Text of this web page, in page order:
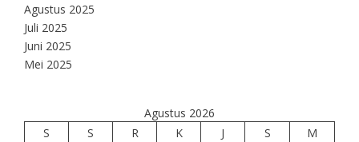
Agustus 2025
Juli 2025
Juni 2025
Mei 2025
Agustus 2026
S
S R K J S
M